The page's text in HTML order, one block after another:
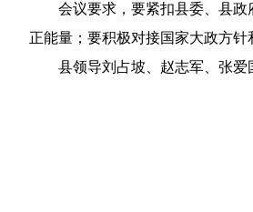
会议要求，要紧扣县委、县政
正能量；要积极对接国家大政方
县领导刘占坡、赵志军、张